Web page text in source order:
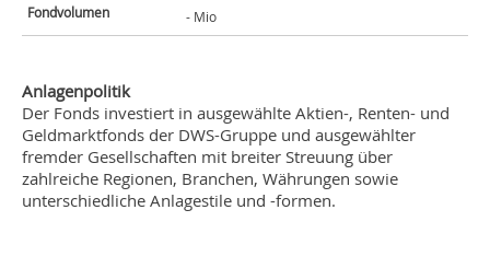
Fondvolumen
- Mio
Anlagenpolitik
Der Fonds investiert in ausgewählte Aktien-, Renten- und
Geldmarktfonds der DWS-Gruppe und ausgewählter
fremder Gesellschaften mit breiter Streuung über
zahlreiche Regionen, Branchen, Währungen sowie
unterschiedliche Anlagestile und -formen.